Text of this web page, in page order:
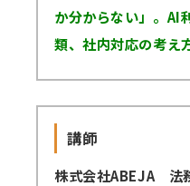
お申し込み・振込要領
メルマガ登録
セミナー会場アクセス
か分からない」。AI
類、社内対応の考え
講師
株式会社ABEJA